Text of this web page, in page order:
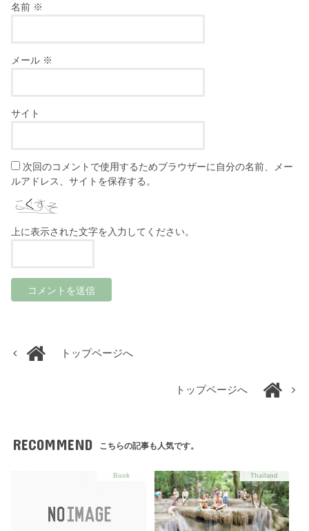
名前 ※
メール ※
サイト
次回のコメントで使用するためブラウザーに自分の名前、メー
ルアドレス、サイトを保存する。
上に表示された文字を入力してください。
トップページへ
トップページへ
RECOMMEND こちらの記事も人気です。
Book Thailand